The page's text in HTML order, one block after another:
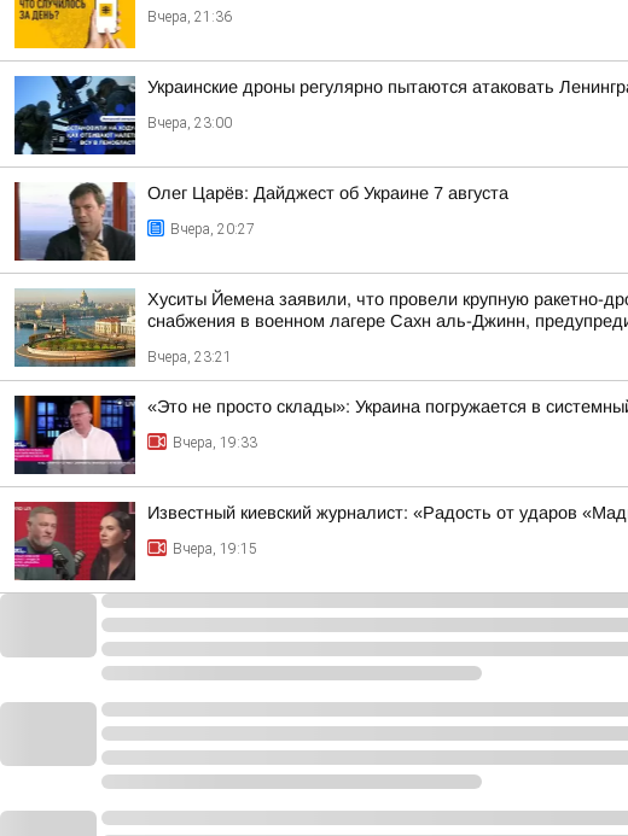
Вчера, 21:36
Украинские дроны регулярно пытаются атаковать
Вчера, 23:00
Олег Царёв: Дайджест об Украине 7 августа
Вчера, 20:27
Хуситы Йемена заявили, что провели крупную ракетно-
снабжения в военном лагере Сахн аль-Джинн,
Вчера, 23:21
«Это не просто склады»: Украина погружается в
Вчера, 19:33
Известный киевский журналист: «Радость от ударов
Вчера, 19:15